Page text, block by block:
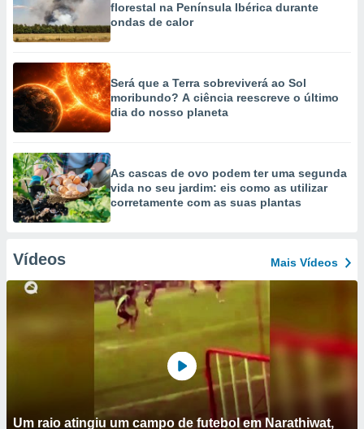
florestal na Península Ibérica durante
ondas de calor
Será que a Terra sobreviverá ao Sol
moribundo? A ciência reescreve o último
dia do nosso planeta
As cascas de ovo podem ter uma segunda
vida no seu jardim: eis como as utilizar
corretamente com as suas plantas
Vídeos Mais Vídeos
Um raio atingiu um campo de futebol em Narathiwat,